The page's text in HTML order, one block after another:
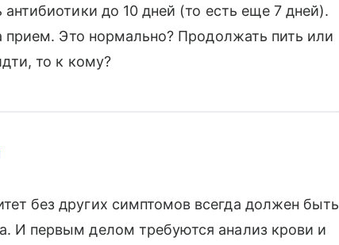
до 10 дней (то есть еще 7 дней).
прием. Это нормально? Продолжать пить или
то к кому?
без других симптомов всегда должен быть
И первым делом требуются анализ крови и